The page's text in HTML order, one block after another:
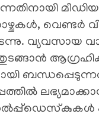
വെണ്ടർ
വ്യവസായ